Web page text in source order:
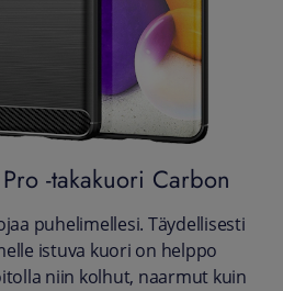
-takakuori Carbon
puhelimellesi. Täydellisesti
istuva kuori on helppo
niin kolhut, naarmut kuin